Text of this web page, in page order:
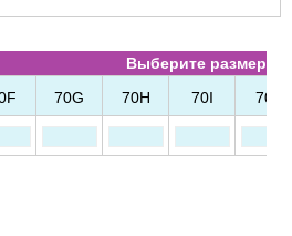
Выберите размер и
70G 70H 70I 70J